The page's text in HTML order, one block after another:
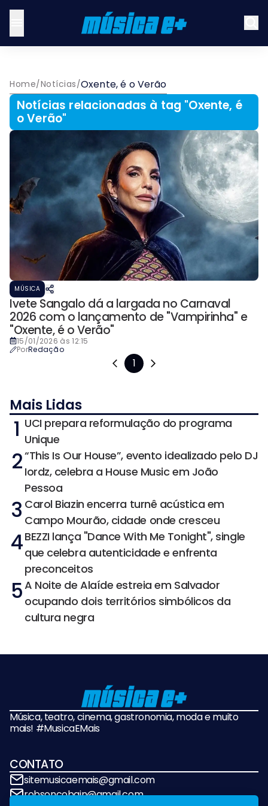
Home/Notícias/Oxente, é o Verão
Notícias relacionadas à tag "Oxente, é
o Verão"
MÚSICA
Ivete Sangalo dá a largada no Carnaval
2026 com o lançamento de "Vampirinha" e
"Oxente, é o Verão"
15/01/2026 às 12:15
PorRedação
1
Mais Lidas
1 UCI prepara reformulação do programa
Unique
2“This Is Our House”, evento idealizado pelo DJ
Iordz, celebra a House Music em João
Pessoa
3 Carol Biazin encerra turnê acústica em
Campo Mourão, cidade onde cresceu
4BEZZI lança "Dance With Me Tonight", single
que celebra autenticidade e enfrenta
preconceitos
5A Noite de Alaíde estreia em Salvador
ocupando dois territórios simbólicos da
cultura negra
Música, teatro, cinema, gastronomia, moda e muito
mais! #MusicaEMais
CONTATO
sitemusicaemais@gmail.com
robsoncobain@gmail.com